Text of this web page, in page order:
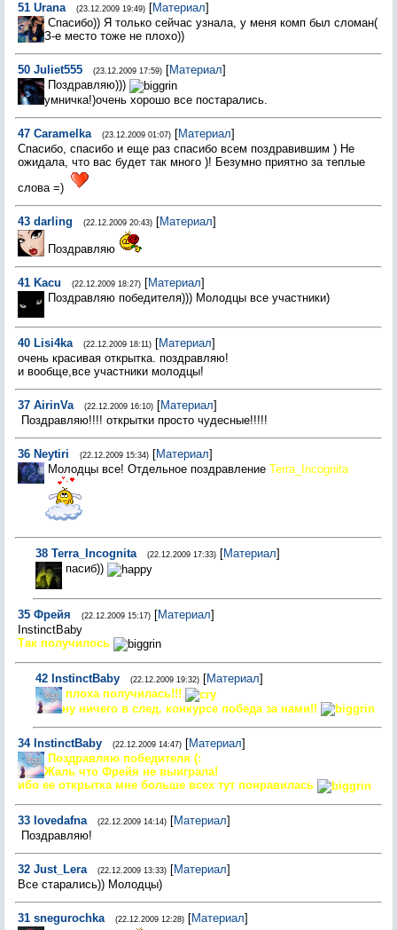
51 Urana (23.12.2009 19:49) [Материал]
Спасибо)) Я только сейчас узнала, у меня комп был сломан(
З-е место тоже не плохо))
50 Juliet555 (23.12.2009 17:59) [Материал]
Поздравляю)))
умничка!)очень хорошо все постарались.
47 Caramelka (23.12.2009 01:07) [Материал]
Спасибо, спасибо и еще раз спасибо всем поздравившим ) Не
ожидала, что вас будет так много )! Безумно приятно за теплые
слова =)
43 darling (22.12.2009 20:43) [Материал]
Поздравляю
41 Kacu (22.12.2009 18:27) [Материал]
Поздравляю победителя))) Молодцы все участники)
40 Lisi4ka (22.12.2009 18:11) [Материал]
очень красивая открытка. поздравляю!
и вообще,все участники молодцы!
37 AirinVa (22.12.2009 16:10) [Материал]
Поздравляю!!!! открытки просто чудесные!!!!!
36 Neytiri (22.12.2009 15:34) [Материал]
Молодцы все! Отдельное поздравление Terra_Incognita
38 Terra_Incognita (22.12.2009 17:33) [Материал]
пасиб))
35 Фрейя (22.12.2009 15:17) [Материал]
InstinctBaby
Так получилось
42 InstinctBaby (22.12.2009 19:32) [Материал]
плоха получилась!!!
ну ничего в след. конкурсе победа за нами!!
34 InstinctBaby (22.12.2009 14:47) [Материал]
Поздравляю победителя (:
Жаль что Фрейя не выиграла!
ибо ее открытка мне больше всех тут понравилась
33 lovedafna (22.12.2009 14:14) [Материал]
Поздравляю!
32 Just_Lera (22.12.2009 13:33) [Материал]
Все старались)) Молодцы)
31 snegurochka (22.12.2009 12:28) [Материал]